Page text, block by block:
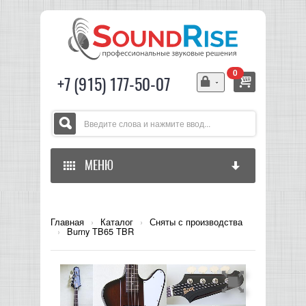
+7 (915) 177-50-07
0
МЕНЮ
ЗВУКОВОЕ ОБОРУДОВАНИЕ
МИКШЕРЫ АНАЛОГОВЫЕ
СВЕТОВОЕ ОБОРУДОВАНИЕ
Главная › Каталог › Сняты с производства
› Burny TB65 TBR